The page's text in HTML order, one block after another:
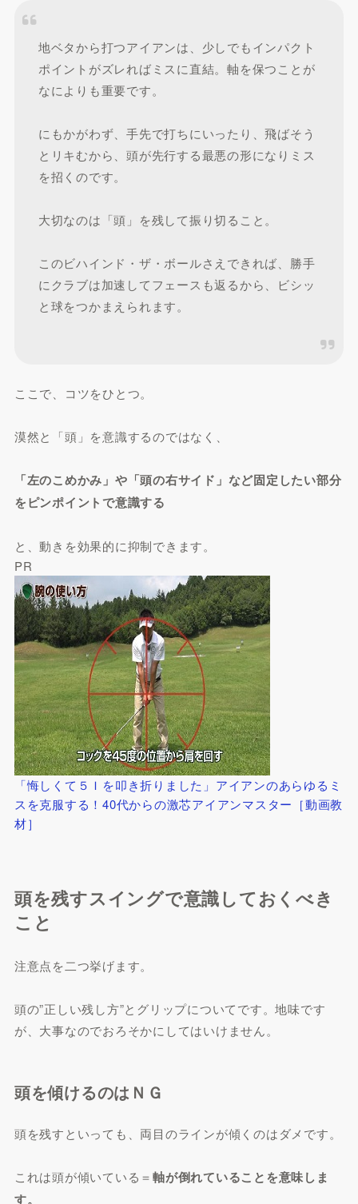
地ベタから打つアイアンは、少しでもインパクト
ポイントがズレればミスに直結。軸を保つことが
なによりも重要です。
にもかがわず、手先で打ちにいったり、飛ばそう
とリキむから、頭が先行する最悪の形になりミス
を招くのです。
大切なのは「頭」を残して振り切ること。
このビハインド・ザ・ボールさえできれば、勝手
にクラブは加速してフェースも返るから、ビシッ
と球をつかまえられます。
ここで、コツをひとつ。
漠然と「頭」を意識するのではなく、
「左のこめかみ」や「頭の右サイド」など固定したい部分
をピンポイントで意識する
と、動きを効果的に抑制できます。
PR
「悔しくて５Ｉを叩き折りました」アイアンのあらゆるミ
スを克服する！40代からの激芯アイアンマスター［動画教
材］
頭を残すスイングで意識しておくべき
こと
注意点を二つ挙げます。
頭の”正しい残し方”とグリップについてです。地味です
が、大事なのでおろそかにしてはいけません。
頭を傾けるのはＮＧ
頭を残すといっても、両目のラインが傾くのはダメです。
これは頭が傾いている＝軸が倒れていることを意味しま
す。